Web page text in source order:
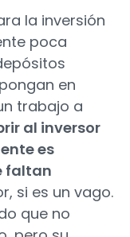
la inversión
poca
en
trabajo a
al inversor
es
faltan
si es un vago.
que no